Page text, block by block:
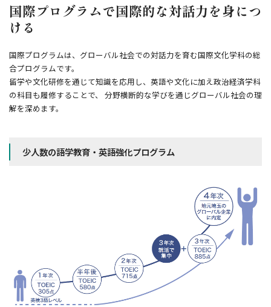
国際プログラムで国際的な対話力を身につ
ける
国際プログラムは、グローバル社会での対話力を育む国際文化学科の総
合プログラムです。
留学や文化研修を通じて知識を応用し、英語や文化に加え政治経済学科
の科目も履修することで、 分野横断的な学びを通じグローバル社会の理
解を深めます。
少人数の語学教育・英語強化プログラム